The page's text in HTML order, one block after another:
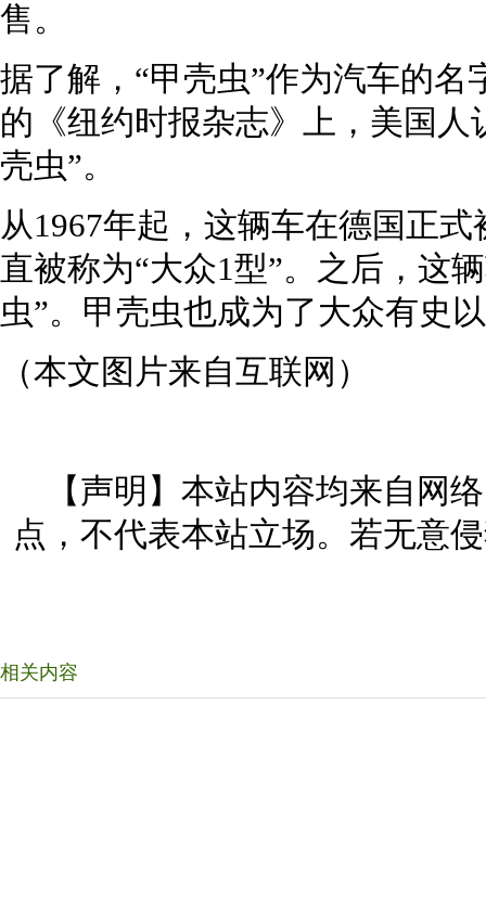
售。
据了解，“甲壳虫”作为汽车的名
的《纽约时报杂志》上，美国
壳虫”。
从1967年起，这辆车在德国正
直被称为“大众1型”。之后，这
虫”。甲壳虫也成为了大众有史
（本文图片来自互联网）
【声明】本站内容均来自网
点，不代表本站立场。若无意
相关内容